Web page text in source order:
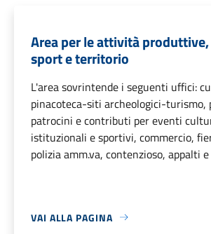
Area per le attività
sport e territorio
L'area sovrintende i seguenti uffici:
pinacoteca-siti archeologici-turismo,
patrocini e contributi per eventi
istituzionali e sportivi, commercio,
polizia amm.va, contenzioso, appalti
VAI ALLA PAGINA